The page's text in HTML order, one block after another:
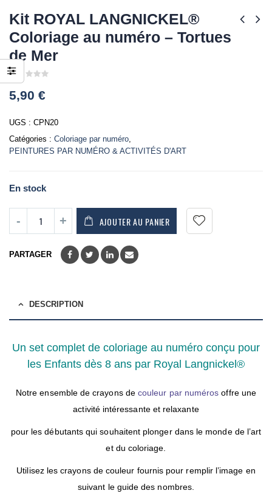
Kit ROYAL LANGNICKEL®
Coloriage au numéro – Tortues
de Mer
0
out
of
5,90 €
UGS : CPN20
Catégories : Coloriage par numéro
PEINTURES PAR NUMÉRO & ACTIVITÉS D'ART
En stock
AJOUTER AU PANIER
PARTAGER
DESCRIPTION
Un set complet de coloriage au numéro conçu pour
les Enfants dès 8 ans par Royal Langnickel®
Notre ensemble de crayons de couleur par numéros offre une
activité intéressante et relaxante
pour les débutants qui souhaitent plonger dans le monde de l’art
et du coloriage.
Utilisez les crayons de couleur fournis pour remplir l’image en
suivant le guide des nombres.